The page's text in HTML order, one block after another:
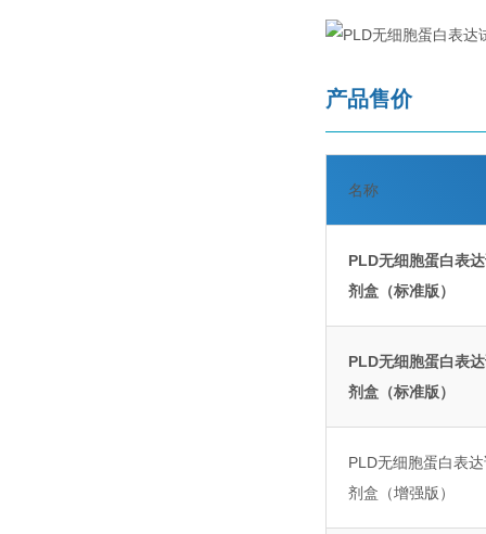
产品售价
名称
PLD无细胞蛋白表
剂盒（标准版）
PLD无细胞蛋白表
剂盒（标准版）
PLD无细胞蛋白表
剂盒（增强版）